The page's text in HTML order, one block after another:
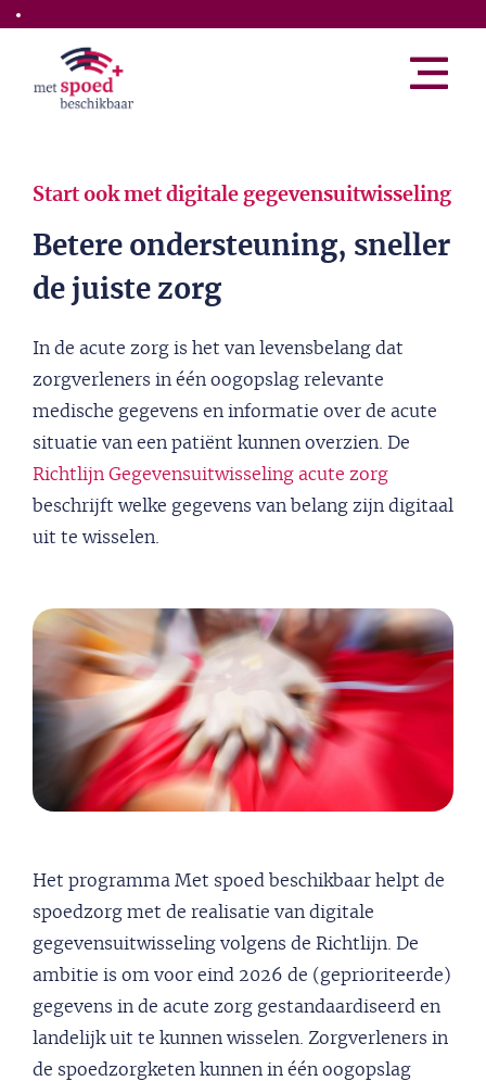
Skip to the main content
Start ook met digitale gegevensuitwisseling
Betere ondersteuning, sneller
de juiste zorg
In de acute zorg is het van levensbelang dat
zorgverleners in één oogopslag relevante
medische gegevens en informatie over de acute
situatie van een patiënt kunnen overzien. De
Richtlijn Gegevensuitwisseling acute zorg
beschrijft welke gegevens van belang zijn digitaal
uit te wisselen.
Het programma Met spoed beschikbaar helpt de
spoedzorg met de realisatie van digitale
gegevensuitwisseling volgens de Richtlijn. De
ambitie is om voor eind 2026 de (geprioriteerde)
gegevens in de acute zorg gestandaardiseerd en
landelijk uit te kunnen wisselen. Zorgverleners in
de spoedzorgketen kunnen in één oogopslag